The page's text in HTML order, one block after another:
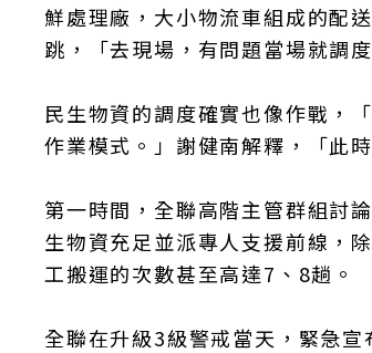
鮮處理廠，大小物流車組成的配
跳，「去現場，有問題當場就調度
民生物資的調度確實也像作戰，
作業模式。」謝健南解釋，「此
第一時間，全聯高階主管群組討
生物資充足並派專人支援前線，
工搬運的次數甚至高達7、8趟。
全聯在升級3級警戒當天，緊急